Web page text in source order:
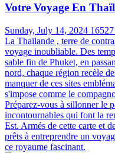
Votre Voyage En
Sunday, July 14, 2024
La Thaïlande , terre de
voyage inoubliable. Des
sable fin de Phuket, en
nord, chaque région recèle
manquer de ces sites
s'impose comme le
Préparez-vous à sillonner le
incontournables qui font la
Est. Armés de cette carte et
prêts à entreprendre un
ce royaume fascinant.